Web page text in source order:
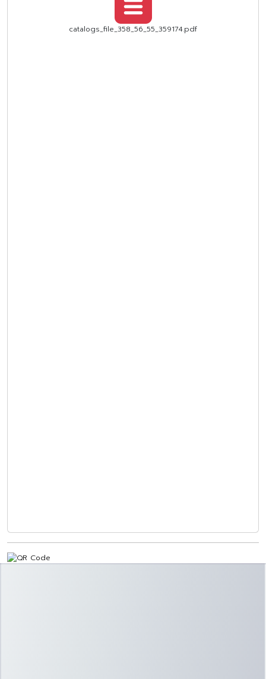
catalogs_file_358_56_55_359174.pdf